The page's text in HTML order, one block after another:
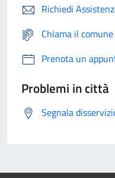
Richiedi
Chiama il
Prenota un
Problemi in città
Segnala